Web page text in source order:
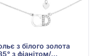
з білого золота
з фіанітом/